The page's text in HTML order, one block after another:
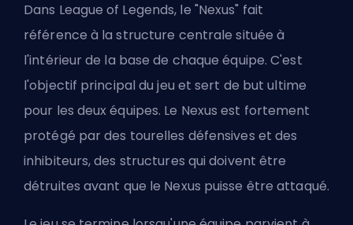
Dans League of Legends, le "Nexus" fait
référence à la structure centrale située à
l'intérieur de la base de chaque équipe. C'est
l'objectif principal du jeu et sert de but ultime
pour les deux équipes. Le Nexus est fortement
protégé par des tourelles défensives et des
inhibiteurs, des structures qui doivent être
détruites avant que le Nexus puisse être attaqué.